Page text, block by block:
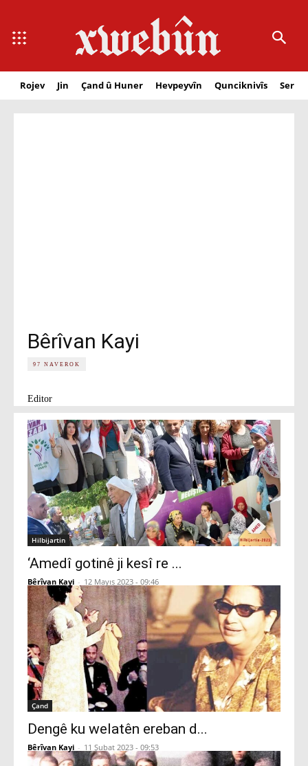
Rojev Jin Çand û Huner Hevpeyvîn Qunciknivîs
Bêrîvan Kayi
97 NAVEROK
Editor
Hilbijartin
‘Amedî gotinê ji kesî re ...
Bêrîvan Kayi - 12 Mayıs 2023 - 09:46
Çand
Dengê ku welatên ereban d...
Bêrîvan Kayi - 11 Şubat 2023 - 09:53